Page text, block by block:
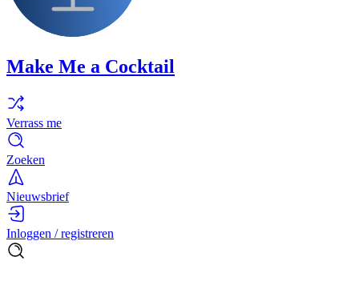
Make Me a Cocktail
Verrass me
Zoeken
Nieuwsbrief
Inloggen / registreren